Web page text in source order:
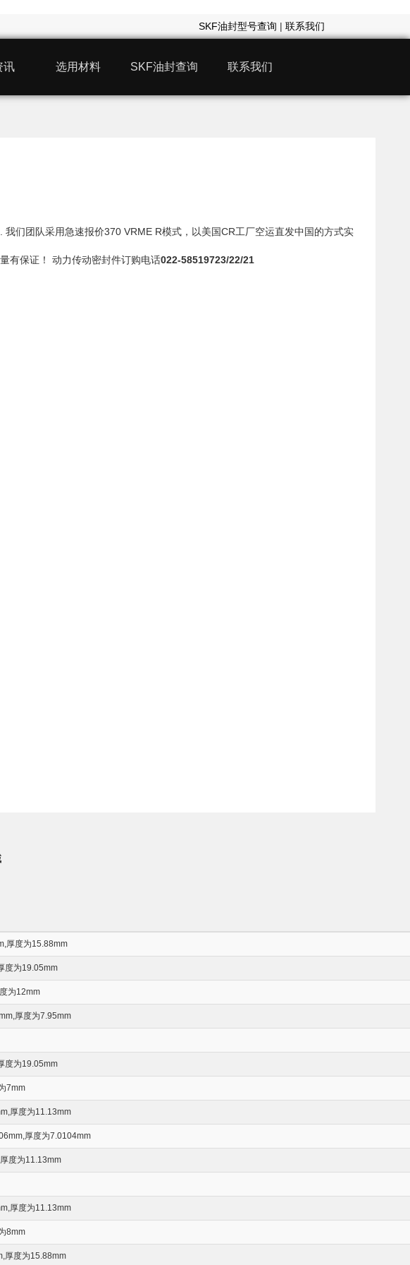
SKF油封型号查询 |联系我们
讯 选用材料 SKF油封查询 联系我们
我们团队采用急速报价370 VRME R模式，以美国CR工厂空运直发中国的方式实
有保证！ 动力传动密封件订购电话022-58519723/22/21
厚度为15.88mm
度为19.05mm
为12mm
厚度为7.95mm
度为19.05mm
7mm
厚度为11.13mm
厚度为7.0104mm
度为11.13mm
厚度为11.13mm
8mm
厚度为15.88mm